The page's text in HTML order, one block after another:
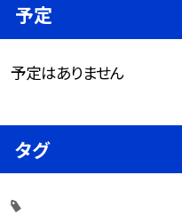
予定
予定はありません
タグ